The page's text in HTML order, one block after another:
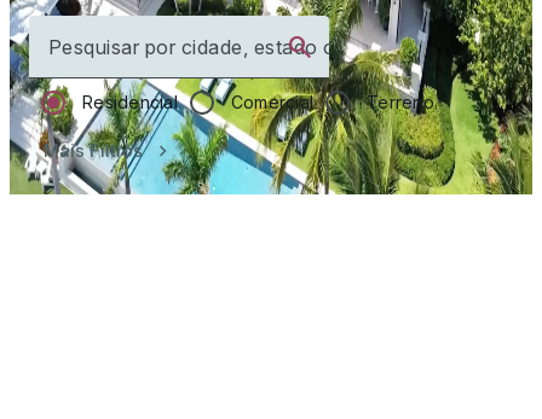
Pesquisar por cidade, estado ou país
Residencial Comercial Terreno
Mais Filtros